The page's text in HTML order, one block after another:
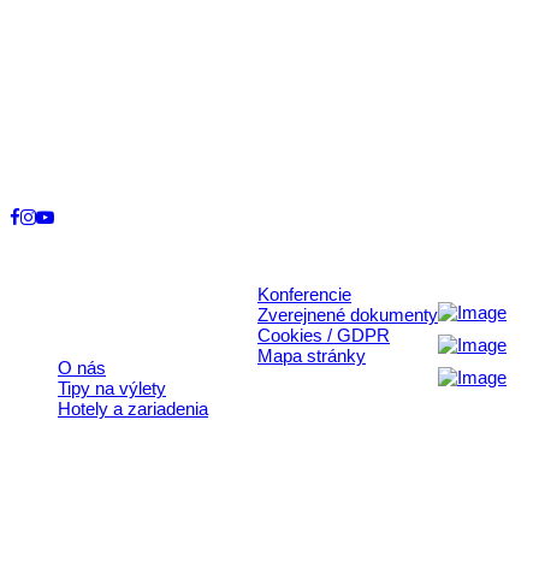
O nás
Tipy na výlety
Hotely a zariadenia
Konferencie
Zverejnené dokumenty
Cookies / GDPR
Mapa stránky